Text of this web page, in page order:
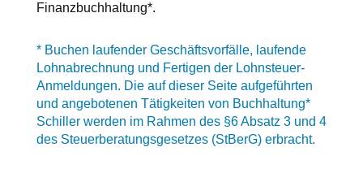
Finanzbuchhaltung*.
* Buchen laufender Geschäftsvorfälle, laufende
Lohnabrechnung und Fertigen der Lohnsteuer-
Anmeldungen. Die auf dieser Seite aufgeführten
und angebotenen Tätigkeiten von Buchhaltung*
Schiller werden im Rahmen des §6 Absatz 3 und 4
des Steuerberatungsgesetzes (StBerG) erbracht.